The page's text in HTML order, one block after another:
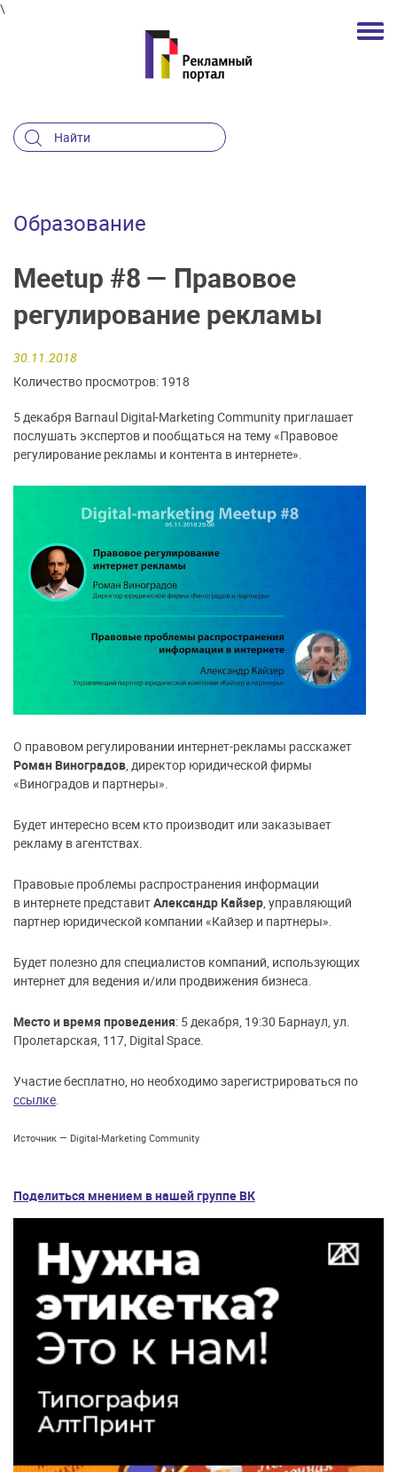
\
Образование
Meetup #8 — Правовое
регулирование рекламы
30.11.2018
Количество просмотров: 1918
5 декабря Barnaul Digital-Marketing Community приглашает
послушать экспертов и пообщаться на тему «Правовое
регулирование рекламы и контента в интернете».
О правовом регулировании интернет-рекламы расскажет
Роман Виноградов, директор юридической фирмы
«Виноградов и партнеры».
Будет интересно всем кто производит или заказывает
рекламу в агентствах.
Правовые проблемы распространения информации
в интернете представитАлександр Кайзер, управляющий
партнер юридической компании «Кайзер и партнеры».
Будет полезно для специалистов компаний, использующих
интернет для ведения и/или продвижения бизнеса.
Место и время проведения: 5 декабря, 19:30 Барнаул, ул.
Пролетарская, 117, Digital Space.
Участие бесплатно, но необходимо зарегистрироваться по
ссылке.
Источник — Digital-Marketing Community
Поделиться мнением в нашей группе ВК